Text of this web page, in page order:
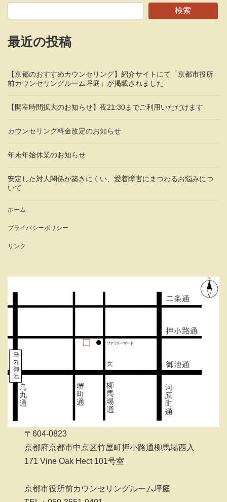
検索
最近の投稿
【京都のおすすめカウンセリング】紹介サイトにて「京都市役所
前カウンセリングルーム坪庭」が掲載されました
【開室時間拡大のお知らせ】夜21:30までご利用いただけます
カウンセリング料金改定のお知らせ
年末年始休業のお知らせ
安定した対人関係が築きにくい、愛着障害にまつわるお悩みにつ
いて
ホーム
プライバシーポリシー
リンク
〒604-0823
京都府京都市中京区竹屋町押小路通柳馬場西入
171 Vine Oak Hect 101号室
京都市役所前カウンセリングルーム坪庭